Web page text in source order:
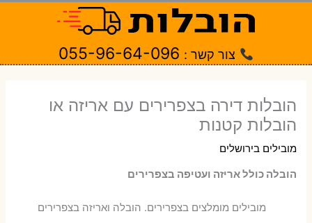
צור קשר : 055-96-64-096
הובלות דירה בצפרירים עם אריזה או
הובלות קטנות
מובילים בירושלים
הובלה כולל אריזה ועטיפה בצפרירים
‫מובילים מומלצים בצפרירים. הובלה ואריזה בצפרירים